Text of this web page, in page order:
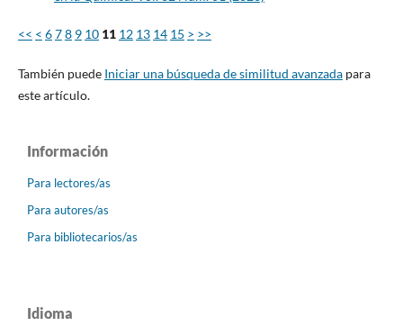
<< < 678 9 10 11 12 13 14 15 > >>
También puede Iniciar una búsqueda de similitud avanzadapara
este artículo.
Información
Para lectores/as
Para autores/as
Para bibliotecarios/as
Idioma